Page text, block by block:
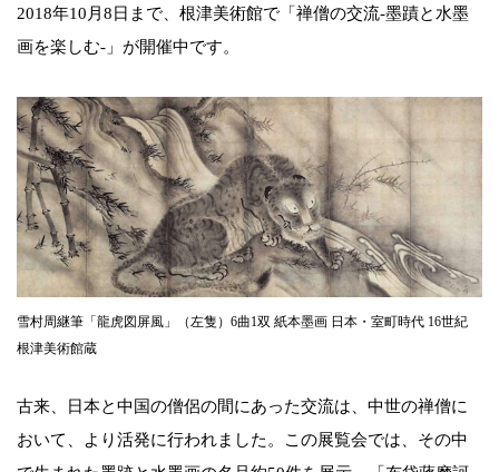
2018年10月8日まで、根津美術館で「禅僧の交流-墨蹟と水墨
画を楽しむ-」が開催中です。
雪村周継筆「龍虎図屏風」（左隻）6曲1双 紙本墨画 日本・室町時代 16世紀
根津美術館蔵
古来、日本と中国の僧侶の間にあった交流は、中世の禅僧に
おいて、より活発に行われました。この展覧会では、その中